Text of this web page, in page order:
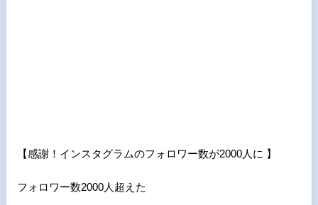
【感謝！インスタグラムのフォロワー数が2000人に 】
フォロワー数2000人超えた